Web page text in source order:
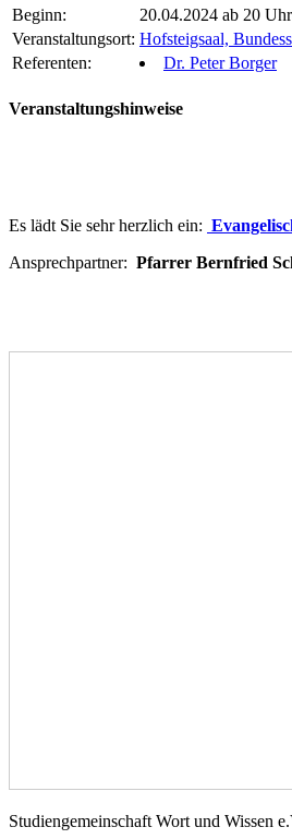
Beginn:
20.04.2024 ab 20 Uhr
Veranstaltungsort: Hofsteigsaal,
Referenten:
Dr. Peter Borger
Veranstaltungshinweise
Es lädt Sie sehr herzlich ein:
Ansprechpartner: Pfarrer Bernfried
Studiengemeinschaft Wort und Wissen